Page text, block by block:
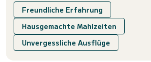
Freundliche Erfahrung
Hausgemachte Mahlzeiten
Unvergessliche Ausflüge